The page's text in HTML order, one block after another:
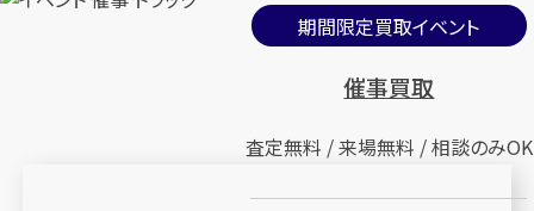
期間限定買取イベント
催事買取
査定無料 / 来場無料 / 相談のみOK